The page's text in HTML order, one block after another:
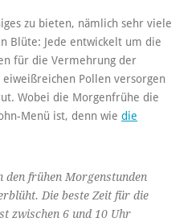
zu bieten, nämlich sehr viele
Blüte: Jede entwickelt um die
für die Vermehrung der
Pollen versorgen
Wobei die Morgenfrühe die
Menü ist, denn wie die
den frühen Morgenstunden
Die beste Zeit für die
zwischen 6 und 10 Uhr